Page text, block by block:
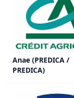
Anae (PREDICA /
PREDICA)